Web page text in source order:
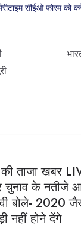
सीईओ फोरम को
ताजा खबर
चुनाव के नतीजे
बोले- 2020
नहीं होने देंगे